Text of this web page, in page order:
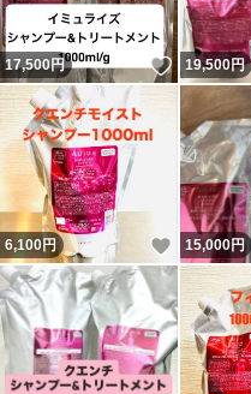
17,500円 いいね！
19,500円
6,100円 いいね！
15,000円